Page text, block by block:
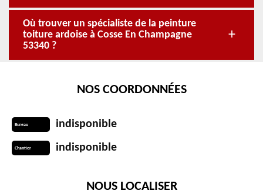
Où trouver un spécialiste de la peinture
toiture ardoise à Cosse En Champagne
53340 ?
NOS COORDONNÉES
Bureau indisponible
Chantier indisponible
NOUS LOCALISER